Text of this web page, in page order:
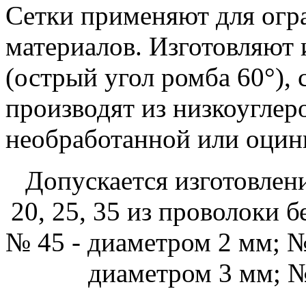
Сетки применяют для
материалов.
(острый угол ромба 60°),
производят из
необработанной или
Допускается
20, 25, 35 из проволоки
№ 45 - диаметром 2 мм;
диаметром 3 мм;